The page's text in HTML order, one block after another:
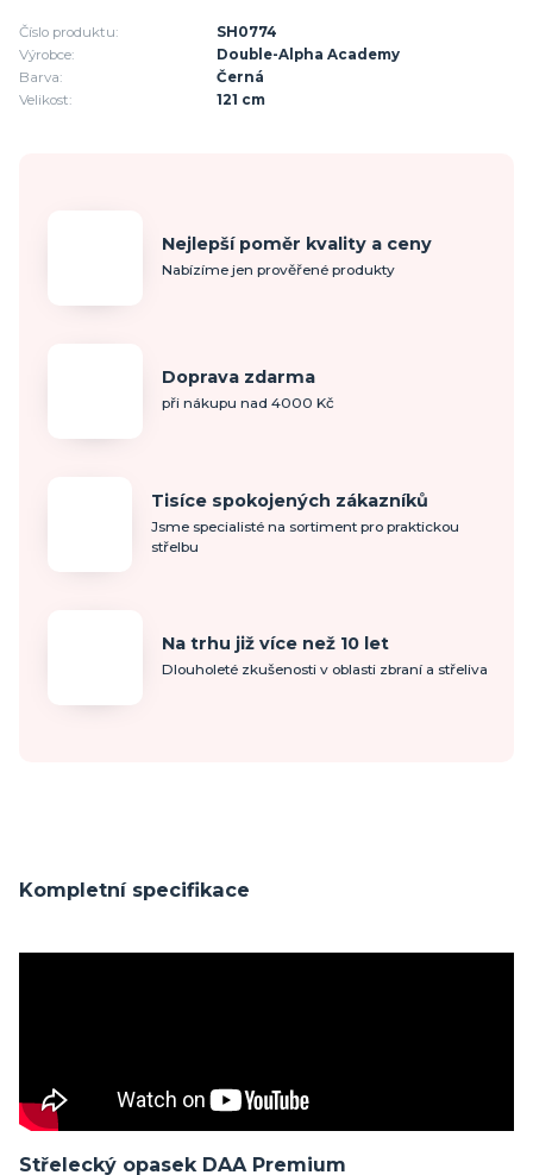
Číslo produktu:
SH0774
Výrobce:
Double-Alpha Academy
Barva:
Černá
Velikost:
121 cm
Nejlepší poměr kvality a ceny
Nabízíme jen prověřené produkty
Doprava zdarma
při nákupu nad 4000 Kč
Tisíce spokojených zákazníků
Jsme specialisté na sortiment pro praktickou
střelbu
Na trhu již více než 10 let
Dlouholeté zkušenosti v oblasti zbraní a střeliva
Kompletní specifikace
Střelecký opasek DAA Premium